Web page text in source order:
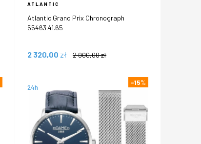
ATLANTIC
Atlantic Grand Prix Chronograph
55463.41.65
2 320,00 zł 2 900,00zł
24h
-15%